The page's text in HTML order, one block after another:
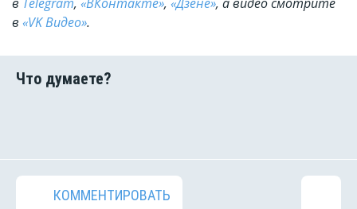
в «VK Видео».
КОММЕНТИРОВАТЬ